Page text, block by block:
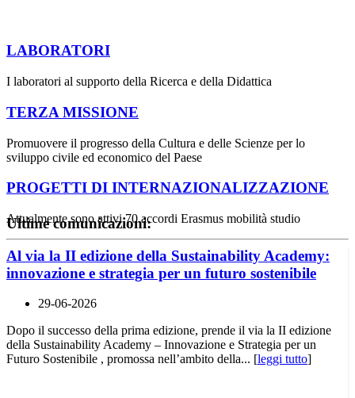
LABORATORI
I laboratori al supporto della Ricerca e della Didattica
TERZA MISSIONE
Promuovere il progresso della Cultura e delle Scienze per lo
sviluppo civile ed economico del Paese
PROGETTI DI INTERNAZIONALIZZAZIONE
Attualmente sono attivi 70 accordi Erasmus mobilità studio
Ultime comunicazioni:
Al via la II edizione della Sustainability Academy:
innovazione e strategia per un futuro sostenibile
29-06-2026
Dopo il successo della prima edizione, prende il via la II edizione
della Sustainability Academy – Innovazione e Strategia per un
Futuro Sostenibile , promossa nell’ambito della... [leggi tutto]